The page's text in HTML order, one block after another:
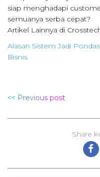
siap menghadapi
semuanya serba cepat?
Artikel Lainnya di
Alasan Sistem Jadi
Bisnis
<< Previous post
Share